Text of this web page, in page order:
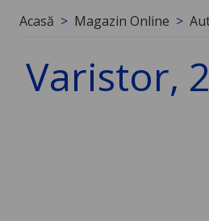
Acasă Magazin Online
Varistor,